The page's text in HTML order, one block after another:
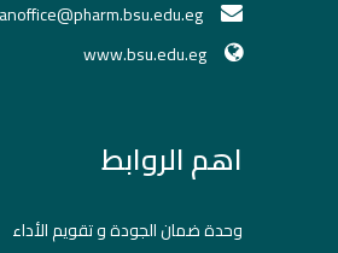
www.bsu.edu.eg
اهم الروابط
وحدة ضمان الجودة و تقويم الأداء